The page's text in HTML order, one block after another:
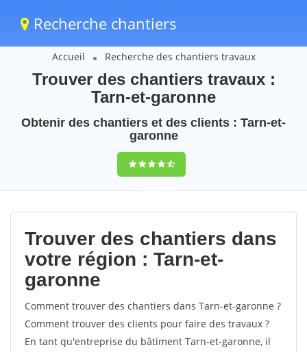
Recherche chantiers
Accueil Recherche des chantiers travaux
Trouver des chantiers travaux :
Tarn-et-garonne
Obtenir des chantiers et des clients : Tarn-et-
garonne
9,5(100%)92
votes
Trouver des chantiers dans
votre région : Tarn-et-
garonne
Comment trouver des chantiers dans Tarn-et-garonne ?
Comment trouver des clients pour faire des travaux ?
En tant qu'entreprise du bâtiment Tarn-et-garonne, il